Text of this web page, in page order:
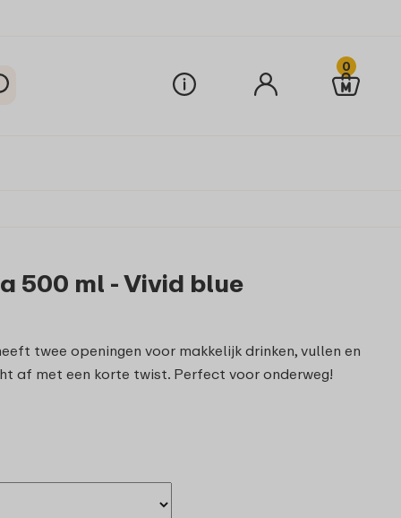
0
500 ml - Vivid blue
twee openingen voor makkelijk drinken, vullen en
af met een korte twist. Perfect voor onderweg!